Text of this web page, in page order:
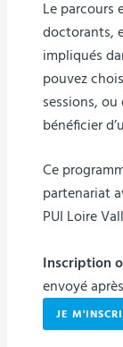
Le parcours
doctorants,
impliqués
pouvez
sessions, ou
bénéficier
Ce
partenariat
PUI Loire
Inscription
envoyé
JE